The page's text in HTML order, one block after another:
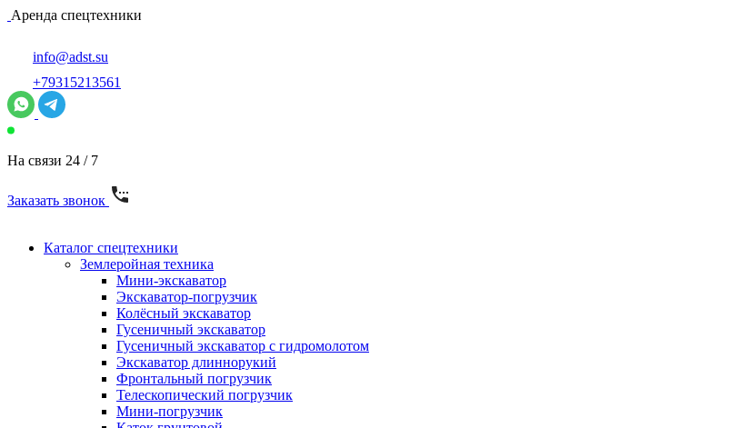
Аренда спецтехники
info@adst.su
+79315213561
На связи 24 / 7
Заказать звонок
Каталог спецтехники
Землеройная техника
Мини-экскаватор
Экскаватор-погрузчик
Колёсный экскаватор
Гусеничный экскаватор
Гусеничный экскаватор с гидромолотом
Экскаватор длиннорукий
Фронтальный погрузчик
Телескопический погрузчик
Мини-погрузчик